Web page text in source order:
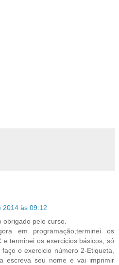
2014 às 09:12
obrigado pelo curso.
em programação,terminei os
e terminei os exercicios básicos, só
o exercicio número 2-Etiqueta,
escreva seu nome e vai imprimir